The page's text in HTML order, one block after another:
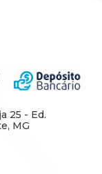
25 - Ed.
MG